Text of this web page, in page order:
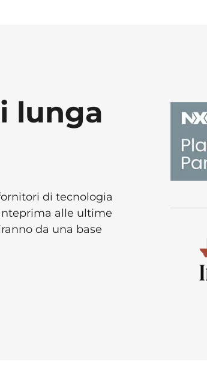
lunga
di tecnologia
alle ultime
da una base